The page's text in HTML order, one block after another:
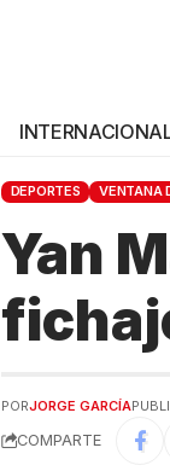
DEPORTES VENTANA
Yan
PORJORGE GARCÍA
COMPARTE